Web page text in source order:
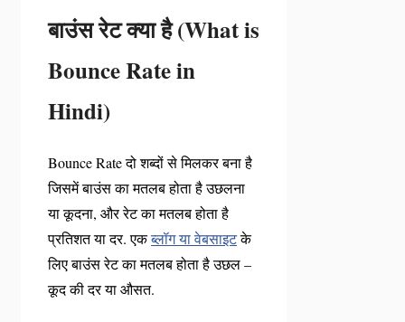
बाउंस रेट क्या है (What is
Bounce Rate in
Hindi)
Bounce Rate दो शब्दों से मिलकर बना है
जिसमें बाउंस का मतलब होता है उछलना
या कूदना, और रेट का मतलब होता है
प्रतिशत या दर. एकब्लॉग या वेबसाइटके
लिए बाउंस रेट का मतलब होता है उछल –
कूद की दर या औसत.